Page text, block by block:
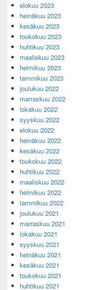
elokuu 2023
heinäkuu 2023
kesäkuu 2023
toukokuu 2023
huhtikuu 2023
maaliskuu 2023
helmikuu 2023
tammikuu 2023
joulukuu 2022
marraskuu 2022
lokakuu 2022
syyskuu 2022
elokuu 2022
heinäkuu 2022
kesäkuu 2022
toukokuu 2022
huhtikuu 2022
maaliskuu 2022
helmikuu 2022
tammikuu 2022
joulukuu 2021
marraskuu 2021
lokakuu 2021
syyskuu 2021
heinäkuu 2021
kesäkuu 2021
toukokuu 2021
huhtikuu 2021